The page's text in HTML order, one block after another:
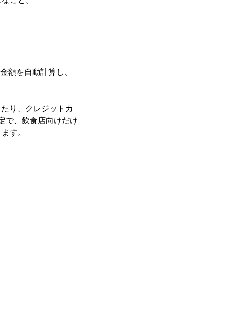
額を自動計算し、
り、クレジットカ
で、飲食店向けだけ
す。